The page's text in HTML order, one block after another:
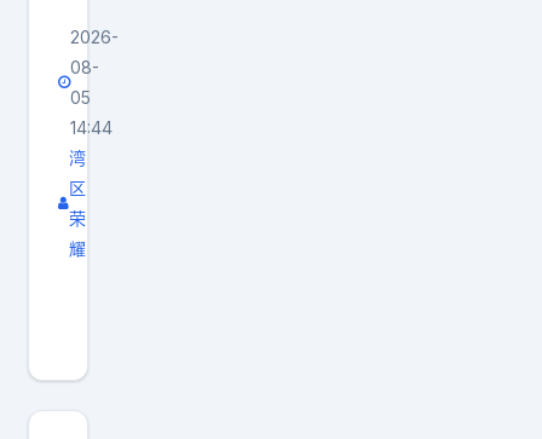
，
并
不
是
我
和
丹
还
多
一
次
。
他
2026-
08-
05
14:44
湾
区
荣
耀
·
奥